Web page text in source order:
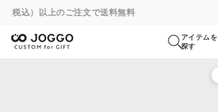
通常便 8/30
アイテムを
探す